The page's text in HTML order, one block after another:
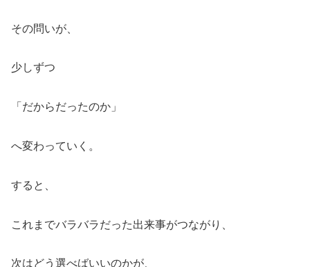
その問いが、
少しずつ
「だからだったのか」
へ変わっていく。
すると、
これまでバラバラだった出来事がつながり、
次はどう選べばいいのかが、